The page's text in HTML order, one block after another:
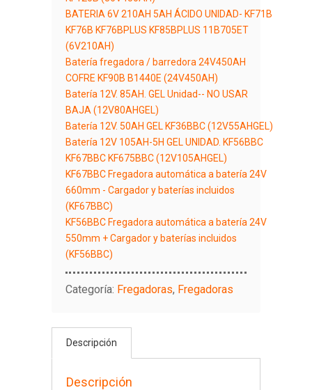
BATERIA 6V 210AH 5AH ÁCIDO UNIDAD- KF71B
KF76B KF76BPLUS KF85BPLUS 11B705ET
(6V210AH)
Batería fregadora / barredora 24V450AH
COFRE KF90B B1440E (24V450AH)
Batería 12V. 85AH. GEL Unidad-- NO USAR
BAJA (12V80AHGEL)
Batería 12V. 50AH GEL KF36BBC (12V55AHGEL)
Batería 12V 105AH-5H GEL UNIDAD. KF56BBC
KF67BBC KF675BBC (12V105AHGEL)
KF67BBC Fregadora automática a batería 24V
660mm - Cargador y baterías incluidos
(KF67BBC)
KF56BBC Fregadora automática a batería 24V
550mm + Cargador y baterías incluidos
(KF56BBC)
Categoría: Fregadoras, Fregadoras
Descripción
Descripción